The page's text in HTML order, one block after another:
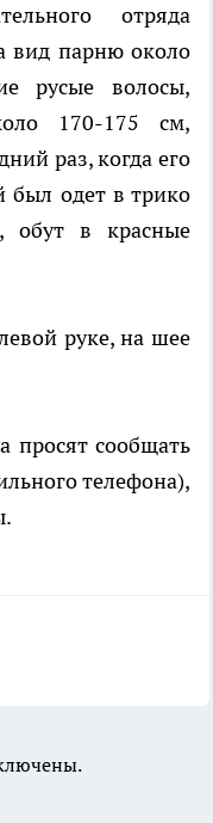
отряда
вид парню около
русые волосы,
170-175 см,
раз, когда его
был одет в трико
обут в красные
руке, на шее
просят сообщать
телефона),